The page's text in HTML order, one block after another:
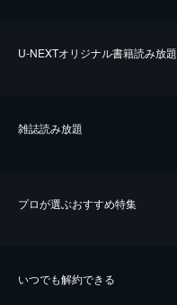
U-NEXTオリジナル書籍読み放題
雑誌読み放題
プロが選ぶおすすめ特集
いつでも解約できる